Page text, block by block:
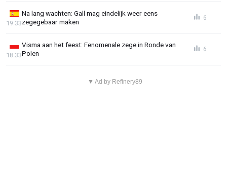
Na lang wachten: Gall mag eindelijk weer eens
zegegebaar maken
19:33
6
Visma aan het feest: Fenomenale zege in Ronde van
Polen
18:33
6
▼ Ad by Refinery89